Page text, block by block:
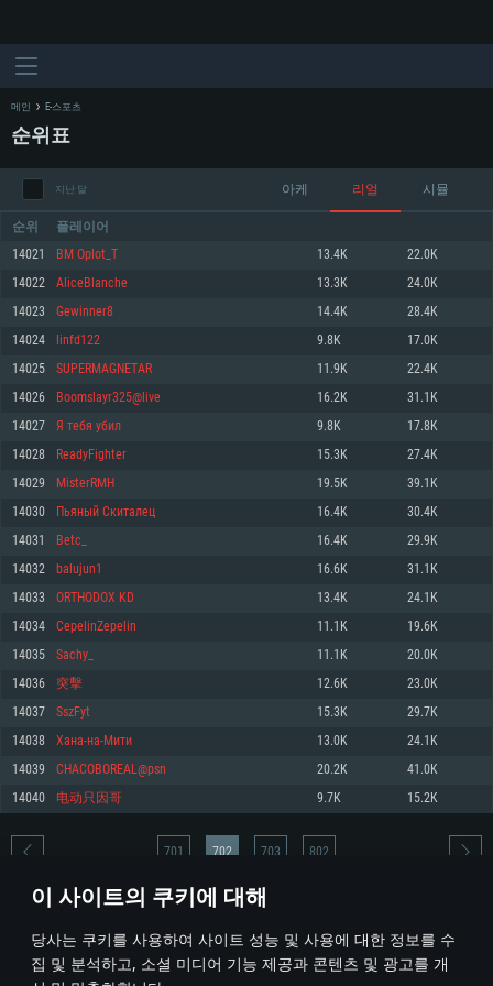
이 사이트의 쿠키에 대해
당사는 쿠키를 사용하여 사이트 성능 및 사용에 대한 정보를 수
집 및 분석하고, 소셜 미디어 기능 제공과 콘텐츠 및 광고를 개
시스템 요구사항
최소사양
운영체제: Windows 10 (64 bit)
프로세서: 2.2 GHz 듀얼코어 이상
메모리: 4GB
그래픽 카드: DirectX 11 이상을 지원하는 AMD Radeon 77XX / NVIDIA
GeForce GT 660. 최소 사양 해상도: 720p
네트워크: 브로드밴드 인터넷
여유 저장 공간: 22.1 GB (최소 클라이언트)
권장 사양
570 혹은 그 이상
여유 저장 공간: 62.2 GB (전체 클라이언트)
최소사양
운영체제: Mac OS Big Sur 11.0
프로세서: 최소 2.2 GHz의 Core i5 (Intel Xeon 은 지원하지 않습니다)
메모리: 6 GB
그래픽 카드: Metal 을 지원하는 Intel Iris Pro 5200 (Mac), 혹은 이와 비슷한 성
능을 가지는 Mac 버전의 AMD/Nvidia. 최소 해상도: 720p
네트워크: 브로드밴드 인터넷
여유 저장 공간: 22.1 GB (최소 클라이언트)
권장 사양
네트워크: 브로드밴드 인터넷
여유 저장 공간: 62.2 GB (전체 클라이언트)
최소사양
운영체제: 64bit Linux 중 최신 버전
프로세서: 2.4 GHz 듀얼코어
메모리: 4 GB
그래픽 카드: Vulkan 을 지원하고, 최신 그래픽 드라이버를 지원하는 NVIDIA
660 (6개월 미만) 혹은 그와 동급의 성능을 가지며 최신 그래픽 드라이버를 지
원하는 AMD (6개월 미만; 최소사양 지원 해상도 720p)
네트워크: 브로드밴드 인터넷
여유 저장 공간: 22.1 GB (최소 클라이언트)
권장 사양
운영체제: Ubuntu 20.04 64bit
프로세서: Intel Core i7
메모리: 16 GB
그래픽 카드: Vulkan 을 지원하고, 최신 그래픽 드라이버를 지원하는 NVIDIA
1060 (6개월 미만) 혹은 그와 동급의 성능을 가지며 최신 그래픽 드라이버를
지원하는 AMD RX 570 (6개월 미만; 최소사양 지원 해상도 720p) 이상
여유 저장 공간: 62.2 GB (전체 클라이언트)
메인 E-스포츠
순위표
지난 달 아케 리얼 시뮬
순위 플레이어
14021 BM Oplot_T 13.4K 22.0K
14022 AliceBlanche 13.3K 24.0K
14023 Gewinner8 14.4K 28.4K
14024 linfd122 9.8K 17.0K
14025 SUPERMAGNETAR 11.9K 22.4K
14026 Boomslayr325@live 16.2K 31.1K
14027 Я тeбя убил 9.8K 17.8K
14028 ReadyFighter 15.3K 27.4K
14029 MisterRMH 19.5K 39.1K
14030 Пьяный Скиталец 16.4K 30.4K
14031 Betc_ 16.4K 29.9K
14032 balujun1 16.6K 31.1K
14033 ORTHODOX KD 13.4K 24.1K
14034 CepelinZepelin 11.1K 19.6K
14035 Sachy_ 11.1K 20.0K
14036 突擊 12.6K 23.0K
14037 SszFyt 15.3K 29.7K
14038 Хана-на-Мити 13.0K 24.1K
14039 CHACOBOREAL@psn 20.2K 41.0K
14040 电动只因哥 9.7K 15.2K
* 순위표는 매일 1회 갱신됩니다
701 702 703 802